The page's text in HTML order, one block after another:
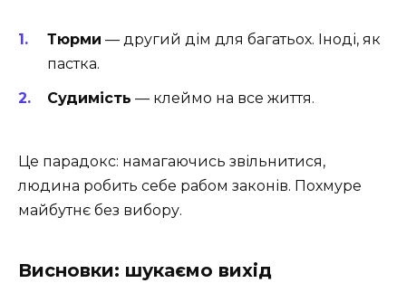
Тюрми — другий дім для багатьох. Іноді, як
пастка.
Судимість — клеймо на все життя.
Це парадокс: намагаючись звільнитися,
людина робить себе рабом законів. Похмуре
майбутнє без вибору.
Висновки: шукаємо вихід